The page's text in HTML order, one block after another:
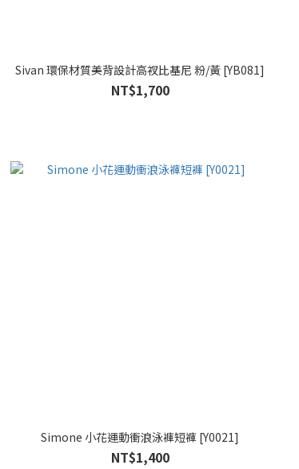
Sivan 環保材質美背設計高衩比基尼 粉/黃 [YB081]
NT$1,700
Simone 小花運動衝浪泳褲短褲 [Y0021]
NT$1,400